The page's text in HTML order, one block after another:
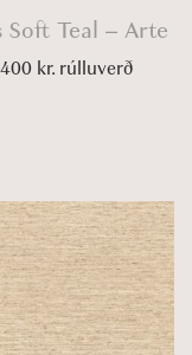
Soft Teal – Arte
kr.rúlluverð